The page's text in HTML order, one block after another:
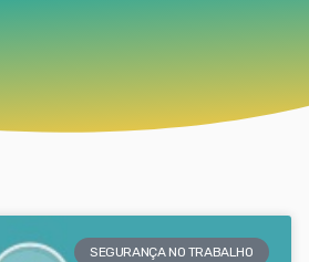
SEGURANÇA NO TRABALHO